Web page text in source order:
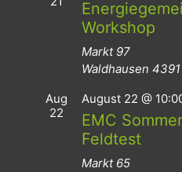
Workshop
Markt 97
Waldhausen 4391
Aug
22
August 22 @
EMC
Feldtest
Markt 65